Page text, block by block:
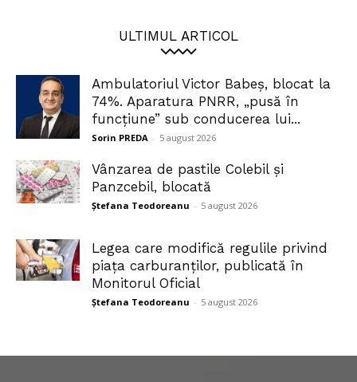
ULTIMUL ARTICOL
Ambulatoriul Victor Babeș, blocat la
74%. Aparatura PNRR, „pusă în
funcțiune” sub conducerea lui...
Sorin PREDA - 5 august 2026
Vânzarea de pastile Colebil și
Panzcebil, blocată
Ștefana Teodoreanu - 5 august 2026
Legea care modifică regulile privind
piața carburanților, publicată în
Monitorul Oficial
Ștefana Teodoreanu - 5 august 2026